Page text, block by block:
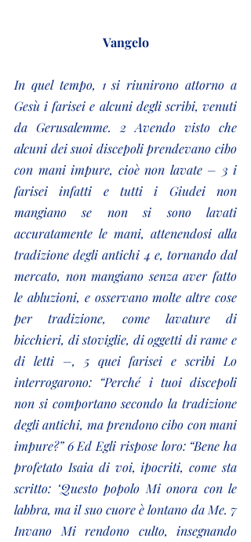
Vangelo
In quel tempo, 1 si riunirono attorno a
Gesù i farisei e alcuni degli scribi, venuti
da Gerusalemme. 2 Avendo visto che
alcuni dei suoi discepoli prendevano cibo
con mani impure, cioè non lavate – 3 i
farisei infatti e tutti i Giudei non
mangiano se non si sono lavati
accuratamente le mani, attenendosi alla
tradizione degli antichi 4 e, tornando dal
mercato, non mangiano senza aver fatto
le abluzioni, e osservano molte altre cose
per tradizione, come lavature di
bicchieri, di stoviglie, di oggetti di rame e
di letti –, 5 quei farisei e scribi Lo
interrogarono: “Perché i tuoi discepoli
non si comportano secondo la tradizione
degli antichi, ma prendono cibo con mani
impure?” 6 Ed Egli rispose loro: “Bene ha
profetato Isaia di voi, ipocriti, come sta
scritto: ‘Questo popolo Mi onora con le
labbra, ma il suo cuore è lontano da Me. 7
Invano Mi rendono culto, insegnando